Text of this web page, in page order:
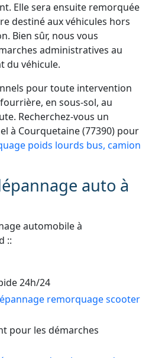
Elle sera ensuite remorquée
destiné aux véhicules hors
Bien sûr, nous vous
administratives au
du véhicule.
pour toute intervention
en sous-sol, au
Recherchez-vous un
à Courquetaine (77390) pour
poids lourds bus, camion
auto à
automobile à
::
24h/24
remorquage scooter
pour les démarches